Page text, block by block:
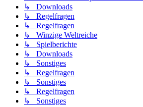
↳ Downloads
↳ Regelfragen
↳ Regelfragen
↳ Winzige Weltreiche
↳ Spielberichte
↳ Downloads
↳ Sonstiges
↳ Regelfragen
↳ Sonstiges
↳ Regelfragen
↳ Sonstiges